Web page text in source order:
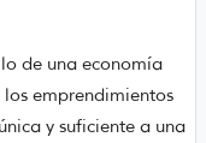
de una economía
los emprendimientos
y suficiente a una